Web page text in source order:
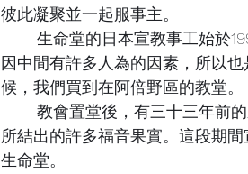
彼此凝聚並一起服事主。
因中間有許多人為的因素，所以
候，我們買到在阿倍野區的教堂。
所結出的許多福音果實。這段期
生命堂。